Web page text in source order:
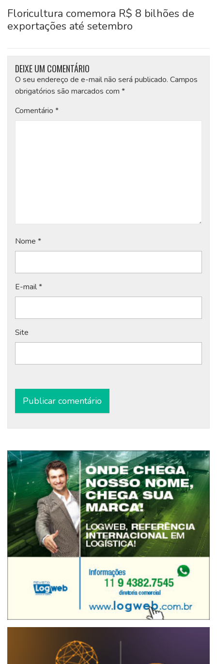
Floricultura comemora R$ 8 bilhões de
exportações até setembro
DEIXE UM COMENTÁRIO
O seu endereço de e-mail não será publicado. Campos
obrigatórios são marcados com *
Comentário *
Nome *
E-mail*
Site
Alternative: